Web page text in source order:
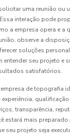
uma reunião ou
interação pode
a empresa opera e a
observe a
soluções
entender seu projeto e
satisfatórios.
de topografia
transparência,
estará mais
seu projeto seja